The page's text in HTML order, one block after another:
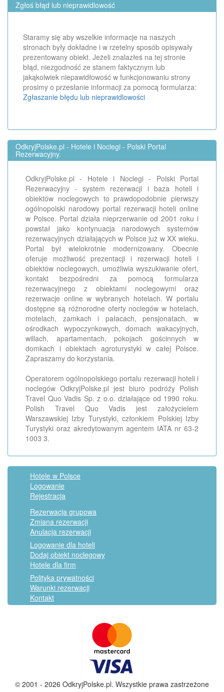
Zgłoś błąd lub nieprawidlowość
Staramy się aby wszelkie informacje na naszych
stronach były dokładne i w rzetelny sposób opisywały
prezentowany obiekt. Jeżeli znalazłeś na tej stronie
błąd, niezgodność ze stanem faktycznym lub
jakąkolwiek niepawidłowość w funkcjonowaniu strony
prosimy o przesłanie informacji za pomocą formularza:
Zgłaszanie błędu lub nieprawidlowości
OdkryjPolske.pl - Hotele i Noclegi - Polski Portal
Rezerwacyjny.
OdkryjPolske.pl - Hotele i Noclegi - Polski Portal
Rezerwacyjny - system rezerwacji i baza hoteli i
obiektów noclegowych to prawdopodobnie pierwszy
ogólnopolski narodowy portal rezerwacji hoteli online
w Polsce. Portal działa nieprzerwanie od 2001 roku i
powstał jako kontynuacja narodowych systemów
rezerwacyjnych działających w Polsce już w XX wieku.
Portal był wielokrotnie modernizowany. Obecnie
oferuje możliwość prezentacji i rezerwacji hoteli i
obiektów noclegowych, umożliwia wyszukiwanie ofert,
kontakt bezpośredni za pomocą formularza
rezerwacyjnego z obiektami noclegowymi oraz
rezerwacje online w wybranych hotelach. W portalu
dostępne są różnorodne oferty noclegów w hotelach,
motelach, zamkach i pałacach, pensjonatach, w
ośrodkach wypoczynkowych, domach wakacyjnych,
willach, apartamentach, pokojach gościnnych w
domkach i obiektach agroturystyki w całej Polsce.
Zapraszamy do korzystania.
Operatorem ogólnopolskiego portalu rezerwacji hoteli i
noclegów OdkryjPolske.pl jest biuro podróży Polish
Travel Quo Vadis Sp. z o.o. działające od 1990 roku.
Polish Travel Quo Vadis jest założycielem
Warszawskiej Izby Turystyki, członkiem Polskiej Izby
Turystyki oraz akredytowanym agentem IATA nr 63-2
1003 3.
Hotele w Polsce
Logowanie
Rejestracja
Rezerwacja grupowa
Zmiana rezerwacji
Anulacja rezerwacji
Logowanie dla hoteli
Dodaj obiekt noclegowy
Hotele dla firm
Polityka prywatności
Warunki rezerwacji
Kontakt
© 2001 - 2026 OdkryjPolske.pl. Wszystkie prawa zastrzeżone